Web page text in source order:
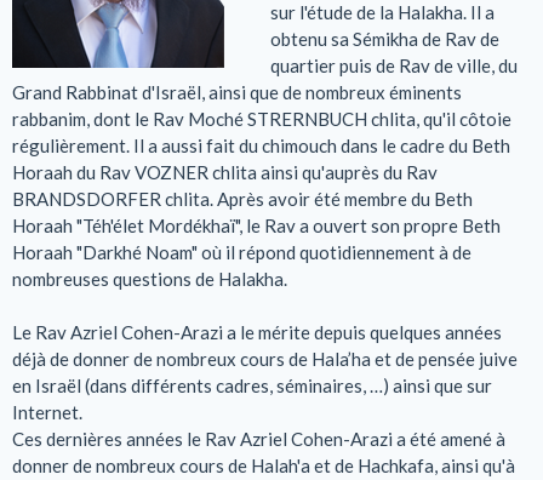
sur l'étude de la Halakha. Il a
obtenu sa Sémikha de Rav de
quartier puis de Rav de ville, du
Grand Rabbinat d'Israël, ainsi que de nombreux éminents
rabbanim, dont le Rav Moché STRERNBUCH chlita, qu'il côtoie
régulièrement. Il a aussi fait du chimouch dans le cadre du Beth
Horaah du Rav VOZNER chlita ainsi qu'auprès du Rav
BRANDSDORFER chlita. Après avoir été membre du Beth
Horaah "Téh'élet Mordékhaï", le Rav a ouvert son propre Beth
Horaah "Darkhé Noam" où il répond quotidiennement à de
nombreuses questions de Halakha.
Le Rav Azriel Cohen-Arazi a le mérite depuis quelques années
déjà de donner de nombreux cours de Hala’ha et de pensée juive
en Israël (dans différents cadres, séminaires, …) ainsi que sur
Internet.
Ces dernières années le Rav Azriel Cohen-Arazi a été amené à
donner de nombreux cours de Halah'a et de Hachkafa, ainsi qu'à